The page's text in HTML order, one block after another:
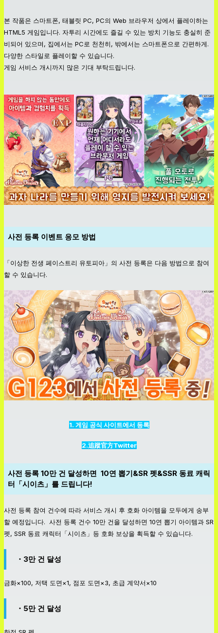
본 작품은 스마트폰, 태블릿 PC, PC의 Web 브라우저 상에서 플레이하는
HTML5 게임입니다. 자투리 시간에도 즐길 수 있는 방치 기능도 충실히 준
비되어 있으며, 집에서는 PC로 천천히, 밖에서는 스마트폰으로 간편하게.
다양한 스타일로 플레이할 수 있습니다.
게임 서비스 개시까지 많은 기대 부탁드립니다.
사전 등록 이벤트 응모 방법
「이상한 전생 페이스트리 유토피아」의 사전 등록은 다음 방법으로 참여
할 수 있습니다.
1. 게임 공식 사이트에서 등록
2.追蹤官方Twitter
사전 등록 10만 건 달성하면 10연 뽑기&SR 펫&SSR 동료 캐릭
터「시이츠」를 드립니다!
사전 등록 참여 건수에 따라 서비스 개시 후 호화 아이템을 모두에게 송부
할 예정입니다. 사전 등록 건수 10만 건을 달성하면 10연 뽑기 아이템과 SR
펫, SSR 동료 캐릭터「시이츠」등 호화 보상을 획득할 수 있습니다.
・3만 건 달성
금화×100, 저택 도면×1, 점포 도면×3, 초급 계약서×10
・5만 건 달성